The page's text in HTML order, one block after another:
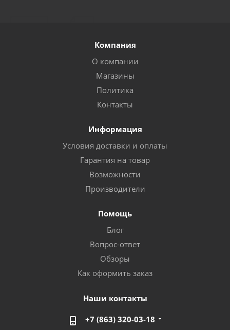
Компания
О компании
Магазины
Политика
Контакты
Информация
Условия доставки и оплаты
Гарантия на товар
Возможности
Производители
Помощь
Блог
Вопрос-ответ
Обзоры
Как оформить заказ
Наши контакты
+7 (863) 320-03-18